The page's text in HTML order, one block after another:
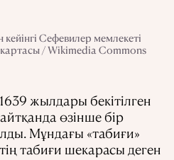
Сефевилер мемлекеті
/ Wikimedia Commons
жылдары бекітілген
өзінше бір
Мұндағы «табиғи»
табиғи шекарасы деген